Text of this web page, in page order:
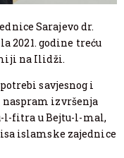
Sarajevo dr.
2021. godine treću
na Ilidži.
savjesnog i
naspram izvršenja
l-fitra u Bejtu-l-mal,
islamske zajednice